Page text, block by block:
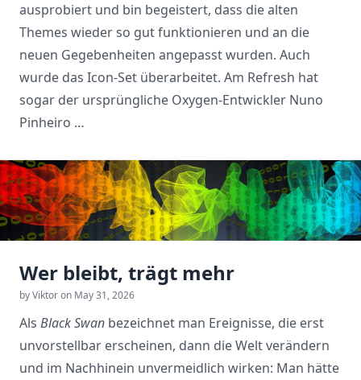
ausprobiert und bin begeistert, dass die alten
Themes wieder so gut funktionieren und an die
neuen Gegebenheiten angepasst wurden. Auch
wurde das Icon-Set überarbeitet. Am Refresh hat
sogar der ursprüngliche Oxygen-Entwickler Nuno
Pinheiro …
Wer bleibt, trägt mehr
by Viktor on May 31, 2026
Als Black Swan bezeichnet man Ereignisse, die erst
unvorstellbar erscheinen, dann die Welt verändern
und im Nachhinein unvermeidlich wirken: Man hätte